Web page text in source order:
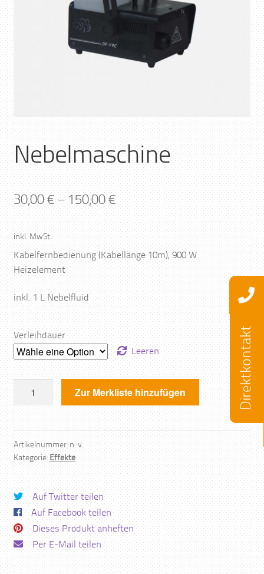
Nebelmaschine
30,00€–150,00€
inkl. MwSt.
Kabelfernbedienung (Kabellänge 10m), 900 W
Heizelement
inkl. 1 L Nebelfluid
Verleihdauer
Leeren
Nebelmaschine
Menge
Zur Merkliste hinzufügen
Artikelnummer:n. v.
Kategorie:Effekte
Auf Twitter teilen
Auf Facebook teilen
Dieses Produkt anheften
Per E-Mail teilen
Direktkontakt